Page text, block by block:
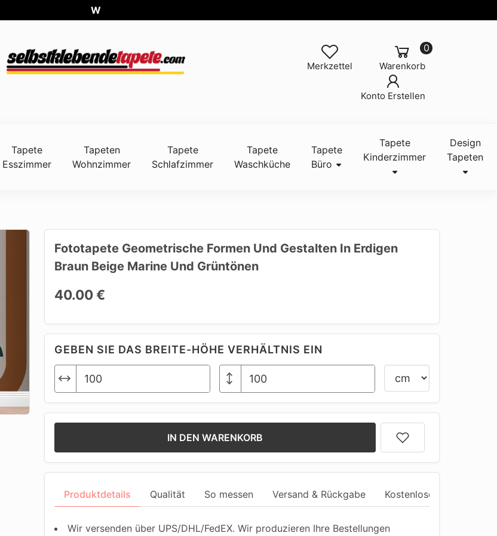
Weltweit
Warenkorb
0
Merkzettel
Konto Erstellen
Tapete
Esszimmer
Tapeten
Wohnzimmer
Tapete
Schlafzimmer
Tapete
Waschküche
Tapete
Büro
Tapete
Kinderzimmer
Design
Tapeten
Fototapete Geometrische Formen Und Gestalten In Erdigen
Braun Beige Marine Und Grüntönen
40.00 €
GEBEN SIE DAS BREITE-HÖHE VERHÄLTNIS EIN
IN DEN WARENKORB
Produktdetails Qualität So messen Versand & Rückgabe Kostenlose Anpassung
Wir versenden über UPS/DHL/FedEX. Wir produzieren Ihre Bestellungen